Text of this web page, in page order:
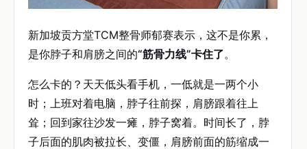
新加坡贡方堂TCM整骨师郁赛表示，这不是你累，
是你脖子和肩膀之间的“筋骨力线”卡住了。
怎么卡的？天天低头看手机，一低就是一两个小
时；上班对着电脑，脖子往前探，肩膀跟着往上
耸；回到家往沙发一瘫，脖子窝着。时间长了，脖
子后面的肌肉被拉长、变僵，肩膀前面的筋缩成一